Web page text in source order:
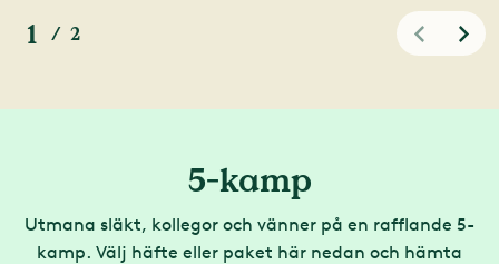
1 / 2
5-kamp
Utmana släkt, kollegor och vänner på en rafflande 5-
kamp. Välj häfte eller paket här nedan och hämta